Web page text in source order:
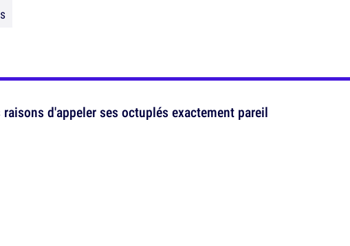
d'appeler ses octuplés exactement pareil